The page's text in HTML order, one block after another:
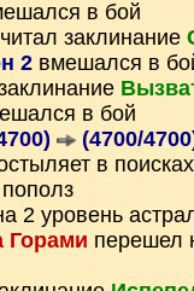
в бой
заклинание
2 вмешался в
в бой
(4700/
в
пополз
2 уровень
Горами перешел